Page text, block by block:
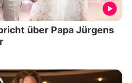
über Papa Jürgens